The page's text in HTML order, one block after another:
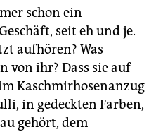
schon ein
seit eh und je.
aufhören? Was
von ihr? Dass sie auf
Kaschmirhosenanzug
in gedeckten Farben,
gehört, dem